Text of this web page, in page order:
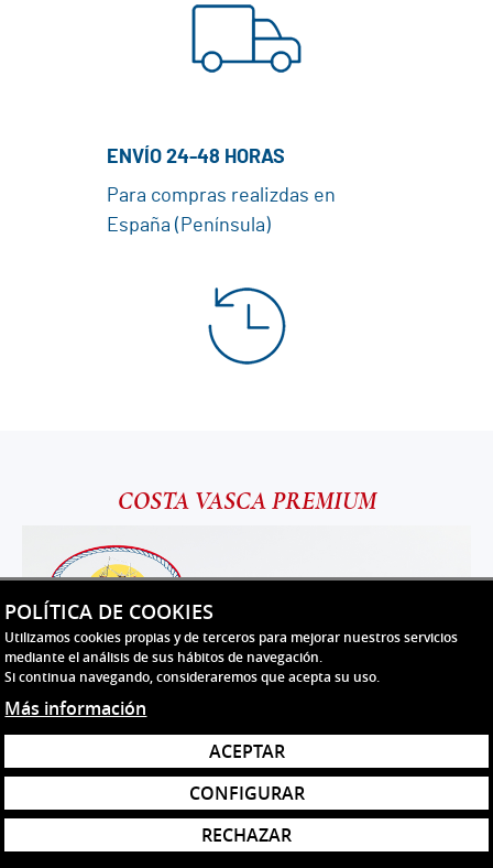
3,40 € - +
4,75 € - +
4,58 € - +
6,90 € - +
7,08 € - +
8,32 € - +
8,32 € - +
8,10 € - +
6,08 € - +
8,24 € - +
33,82 € - +
3,86 € - +
5,68 € - +
12,78 € - +
7,58 € - +
2,79 € - +
2,73 € - +
ENVÍO 24-48 HORAS
Para compras realizdas en
España (Península)
COSTA VASCA PREMIUM
POLÍTICA DE COOKIES
Utilizamos cookies propias y de terceros para mejorar nuestros servicios
mediante el análisis de sus hábitos de navegación.
Si continua navegando, consideraremos que acepta su uso.
Más información
ACEPTAR
CONFIGURAR
RECHAZAR